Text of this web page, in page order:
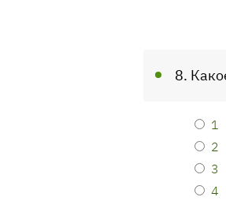
8.
1
2
3
4